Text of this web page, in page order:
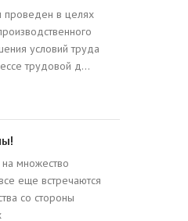
проведен в целях
условий труда
трудовой д...
множество
еще встречаются
со стороны